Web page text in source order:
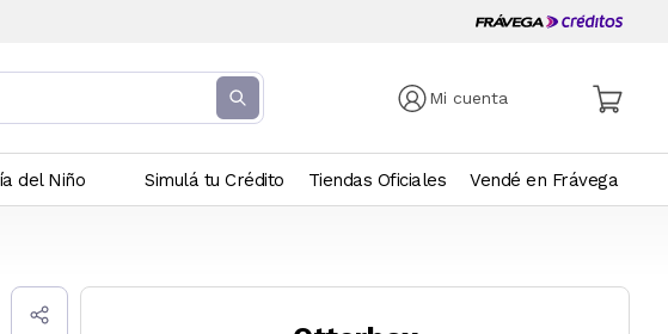
Mi cuenta
del Niño Simulá tu Crédito Tiendas Oficiales Vendé en Frávega